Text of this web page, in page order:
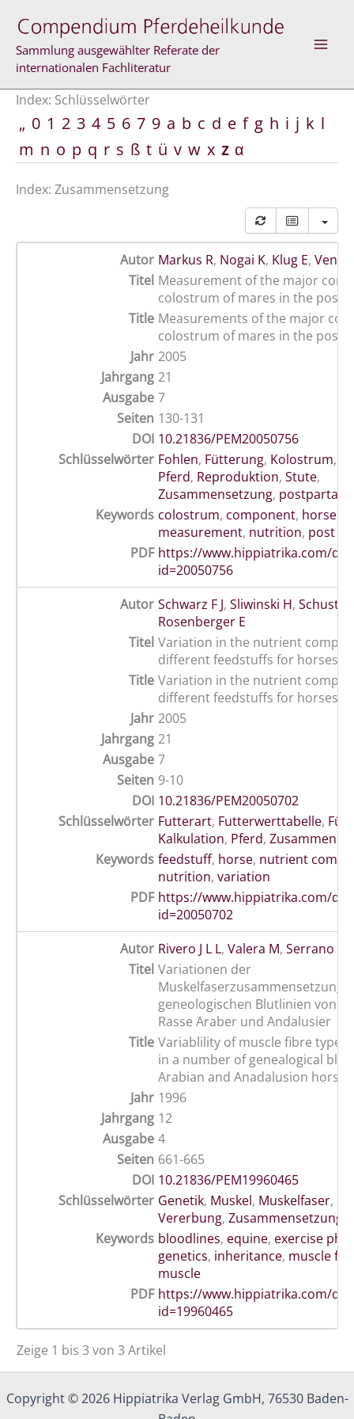
Inhalt
springen
Sammlung ausgewählter Referate der
internationalen Fachliteratur
Index: Schlüsselwörter
„ 0 1 2 3 4 5 6 7 9 a b c d e f g h i j k l
m n o p q r s ß t ü v w x z α
Index: Zusammensetzung
Autor Markus R, Nogai K, Klug E,
Titel Measurement of the major
colostrum of mares in the post
Title Measurements of the major
colostrum of mares in the post
Jahr 2005
Jahrgang 21
Ausgabe 7
Seiten 130-131
DOI 10.21836/PEM20050756
Schlüsselwörter Fohlen, Fütterung, Kolostrum,
Pferd, Reproduktion, Stute,
Zusammensetzung, postpartal
Keywords colostrum, component, horse
measurement, nutrition, post
PDF https://www.hippiatrika.com/
id=20050756
Autor Schwarz F J, Sliwinski H,
Rosenberger E
Titel Variation in the nutrient
different feedstuffs for horses
Title Variation in the nutrient
different feedstuffs for horses
Jahr 2005
Jahrgang 21
Ausgabe 7
Seiten 9-10
DOI 10.21836/PEM20050702
Schlüsselwörter Futterart, Futterwerttabelle,
Kalkulation, Pferd,
Keywords feedstuff, horse, nutrient
nutrition, variation
PDF https://www.hippiatrika.com/
id=20050702
Autor Rivero J L L, Valera M, Serrano A
Titel Variationen der
Muskelfaserzusammensetzung
geneologischen Blutlinien von
Rasse Araber und Andalusier
Title Variablility of muscle fibre type
in a number of genealogical
Arabian and Anadalusion horses
Jahr 1996
Jahrgang 12
Ausgabe 4
Seiten 661-665
DOI 10.21836/PEM19960465
Schlüsselwörter Genetik, Muskel, Muskelfaser,
Vererbung, Zusammensetzung
Keywords bloodlines, equine, exercise
genetics, inheritance, muscle
muscle
PDF https://www.hippiatrika.com/
id=19960465
Zeige 1 bis 3 von 3 Artikel
Copyright © 2026 Hippiatrika Verlag GmbH, 76530 Baden-